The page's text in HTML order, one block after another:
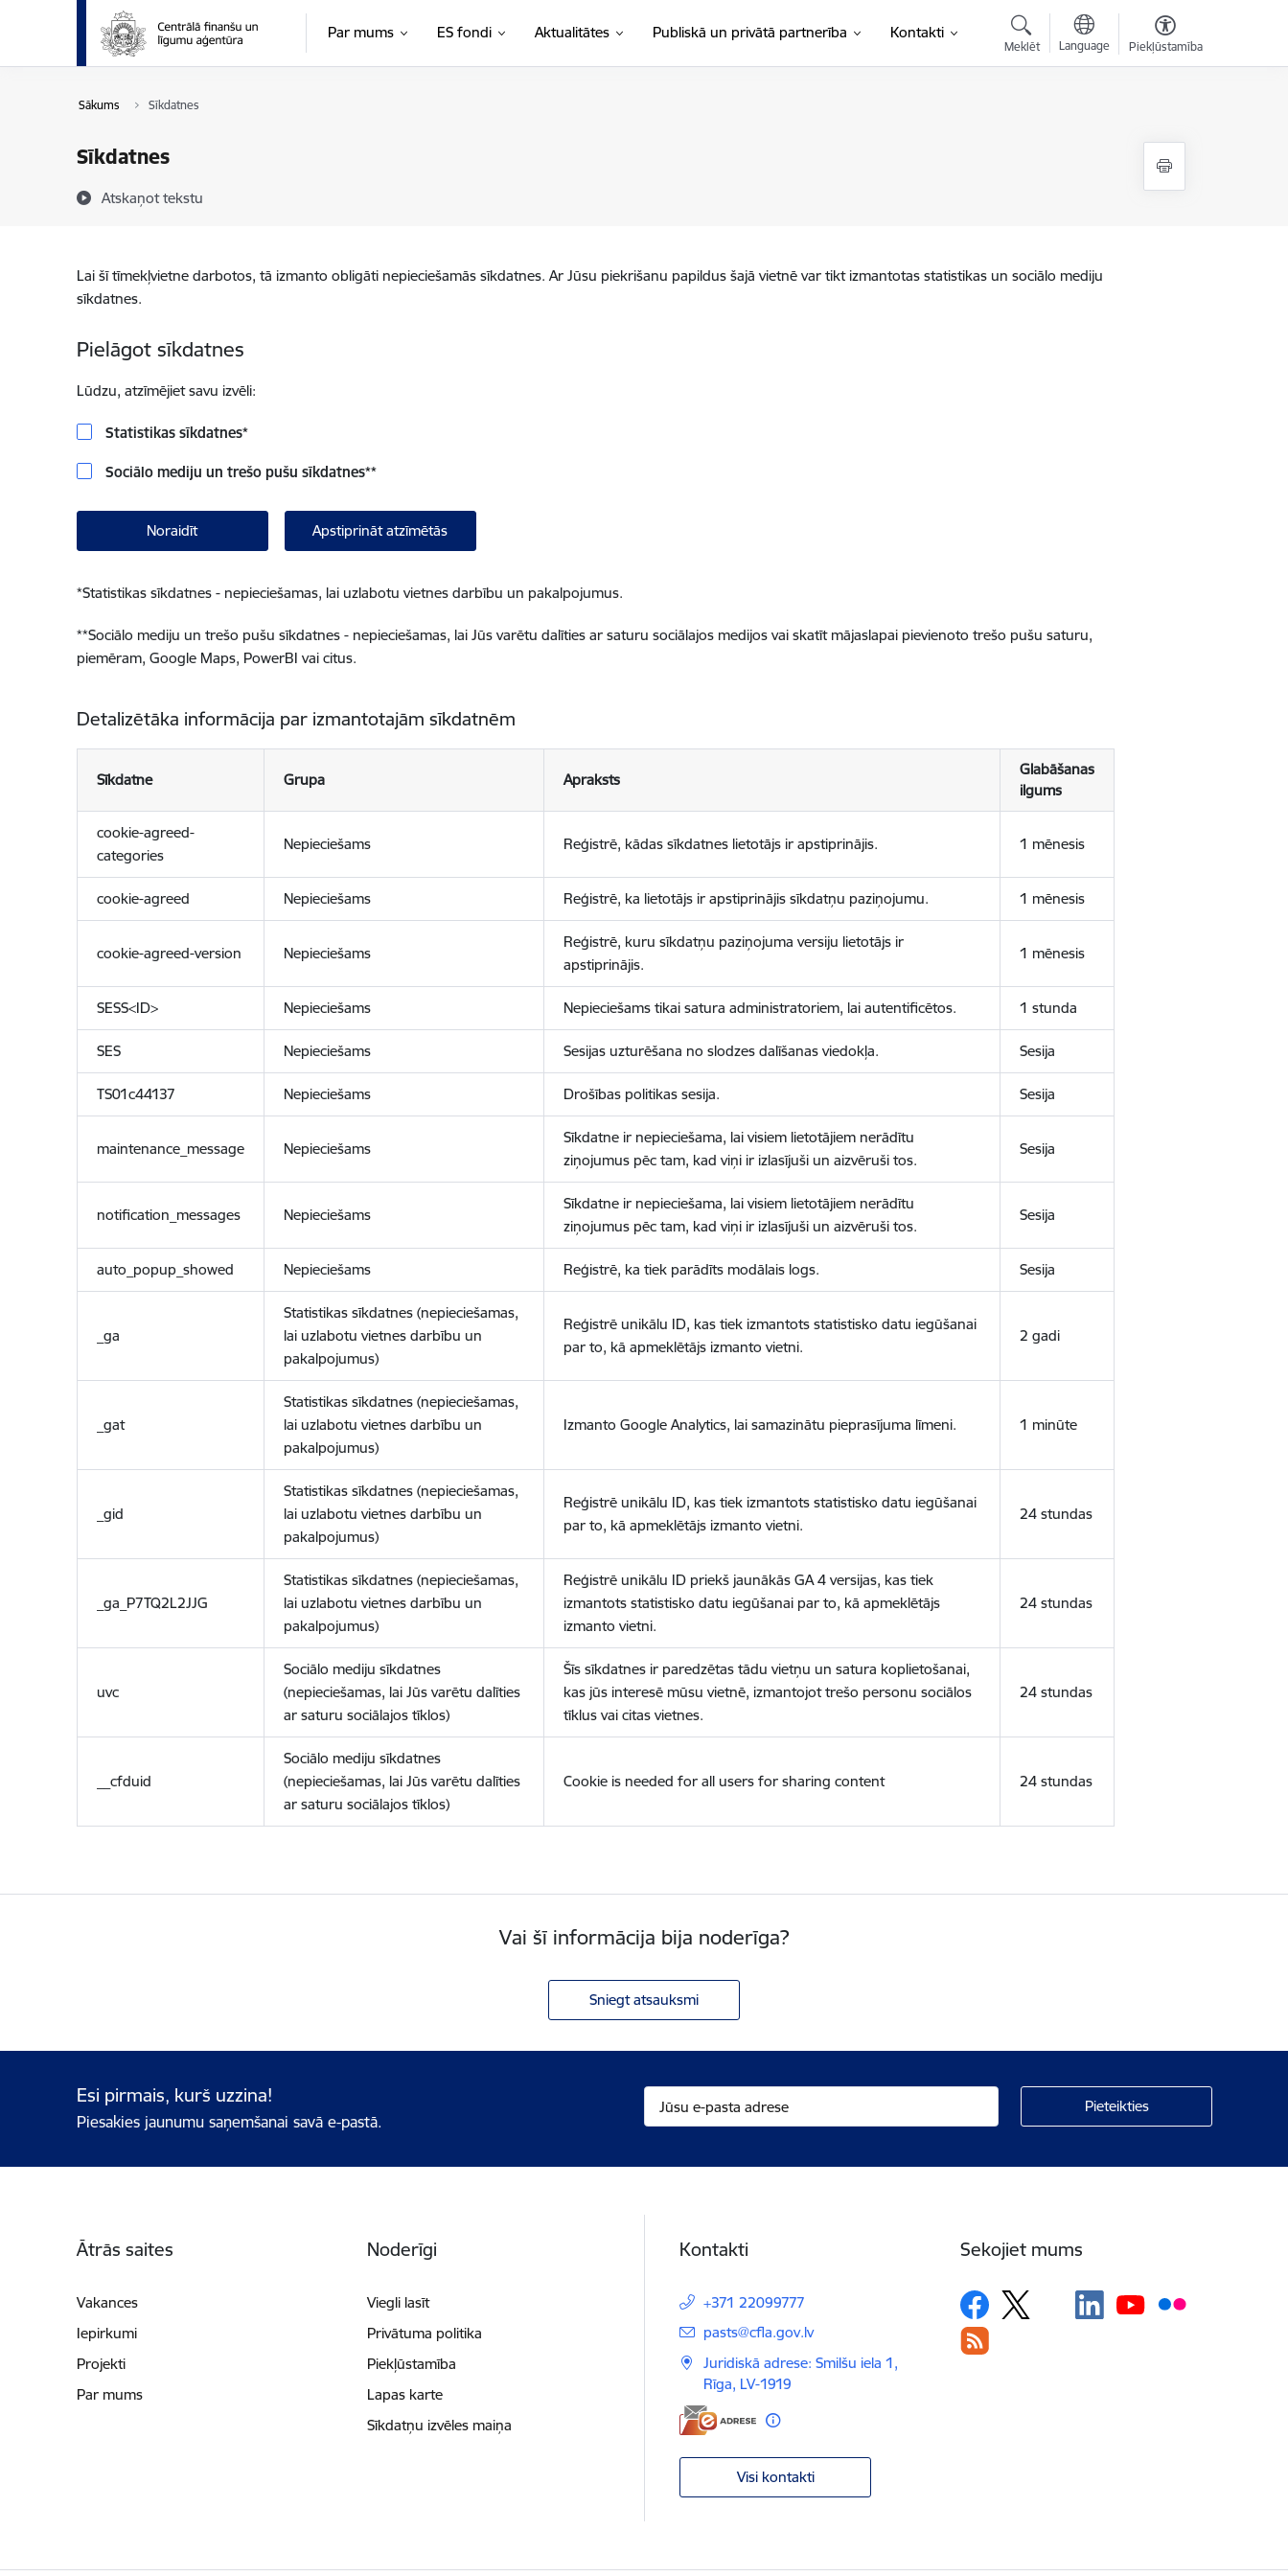
Pāriet uz lapas saturu
Par mums ES fondi Aktualitātes Publiskā un privātā partnerība Kontakti
Meklēt Language Piekļūstamība
Sākums Sīkdatnes
Sīkdatnes
Atskaņot tekstu
Lai šī tīmekļvietne darbotos, tā izmanto obligāti nepieciešamās sīkdatnes. Ar Jūsu piekrišanu papildus šajā vietnē var tikt izmantotas statistikas un sociālo mediju
sīkdatnes.
Pielāgot sīkdatnes
Lūdzu, atzīmējiet savu izvēli:
Statistikas sīkdatnes*
Sociālo mediju un trešo pušu sīkdatnes**
Noraidīt Apstiprināt atzīmētās
*Statistikas sīkdatnes - nepieciešamas, lai uzlabotu vietnes darbību un pakalpojumus.
**Sociālo mediju un trešo pušu sīkdatnes - nepieciešamas, lai Jūs varētu dalīties ar saturu sociālajos medijos vai skatīt mājaslapai pievienoto trešo pušu saturu,
piemēram, Google Maps, PowerBI vai citus.
Detalizētāka informācija par izmantotajām sīkdatnēm
Sīkdatne Grupa Apraksts
Glabāšanas
ilgums
cookie-agreed-
categories
Nepieciešams Reģistrē, kādas sīkdatnes lietotājs ir apstiprinājis. 1 mēnesis
cookie-agreed Nepieciešams Reģistrē, ka lietotājs ir apstiprinājis sīkdatņu paziņojumu. 1 mēnesis
cookie-agreed-version Nepieciešams
Reģistrē, kuru sīkdatņu paziņojuma versiju lietotājs ir
apstiprinājis.
1 mēnesis
SESS<ID> Nepieciešams Nepieciešams tikai satura administratoriem, lai autentificētos. 1 stunda
SES Nepieciešams Sesijas uzturēšana no slodzes dalīšanas viedokļa. Sesija
TS01c44137 Nepieciešams Drošības politikas sesija. Sesija
maintenance_message Nepieciešams
Sīkdatne ir nepieciešama, lai visiem lietotājiem nerādītu
ziņojumus pēc tam, kad viņi ir izlasījuši un aizvēruši tos.
Sesija
notification_messages Nepieciešams
Sīkdatne ir nepieciešama, lai visiem lietotājiem nerādītu
ziņojumus pēc tam, kad viņi ir izlasījuši un aizvēruši tos.
Sesija
auto_popup_showed Nepieciešams Reģistrē, ka tiek parādīts modālais logs. Sesija
_ga
Statistikas sīkdatnes (nepieciešamas,
lai uzlabotu vietnes darbību un
pakalpojumus)
Reģistrē unikālu ID, kas tiek izmantots statistisko datu iegūšanai
par to, kā apmeklētājs izmanto vietni.
2 gadi
_gat
Statistikas sīkdatnes (nepieciešamas,
lai uzlabotu vietnes darbību un
pakalpojumus)
Izmanto Google Analytics, lai samazinātu pieprasījuma līmeni. 1 minūte
_gid
Statistikas sīkdatnes (nepieciešamas,
lai uzlabotu vietnes darbību un
pakalpojumus)
Reģistrē unikālu ID, kas tiek izmantots statistisko datu iegūšanai
par to, kā apmeklētājs izmanto vietni.
24 stundas
_ga_P7TQ2L2JJG
Statistikas sīkdatnes (nepieciešamas,
lai uzlabotu vietnes darbību un
pakalpojumus)
Reģistrē unikālu ID priekš jaunākās GA 4 versijas, kas tiek
izmantots statistisko datu iegūšanai par to, kā apmeklētājs
izmanto vietni.
24 stundas
uvc
Sociālo mediju sīkdatnes
(nepieciešamas, lai Jūs varētu dalīties
ar saturu sociālajos tīklos)
Šīs sīkdatnes ir paredzētas tādu vietņu un satura koplietošanai,
kas jūs interesē mūsu vietnē, izmantojot trešo personu sociālos
tīklus vai citas vietnes.
24 stundas
__cfduid
Sociālo mediju sīkdatnes
(nepieciešamas, lai Jūs varētu dalīties
ar saturu sociālajos tīklos)
Cookie is needed for all users for sharing content 24 stundas
Vai šī informācija bija noderīga?
Sniegt atsauksmi
Esi pirmais, kurš uzzina!
Piesakies jaunumu saņemšanai savā e-pastā.
Ātrās saites
Vakances
Iepirkumi
Projekti
Par mums
Noderīgi
Viegli lasīt
Privātuma politika
Piekļūstamība
Lapas karte
Sīkdatņu izvēles maiņa
Kontakti
+371 22099777
E-pasts:
pasts@cfla.gov.lv
Juridiskā adrese: Smilšu iela 1,
Rīga, LV-1919
Visi kontakti
Sekojiet mums